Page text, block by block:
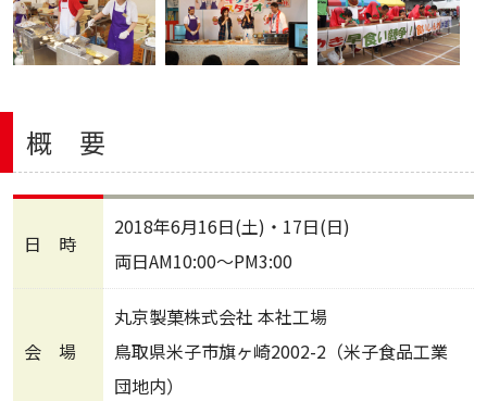
概 要
日 時
2018年6月16日(土)・17日(日)
両日AM10:00〜PM3:00
会 場
丸京製菓株式会社 本社工場
鳥取県米子市旗ヶ崎2002-2（米子食品工業
団地内）